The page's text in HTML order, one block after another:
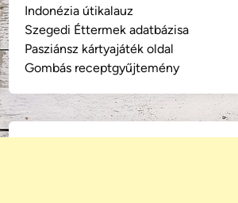
Indonézia útikalauz
Szegedi Éttermek adatbázisa
Pasziánsz kártyajáték oldal
Gombás receptgyűjtemény